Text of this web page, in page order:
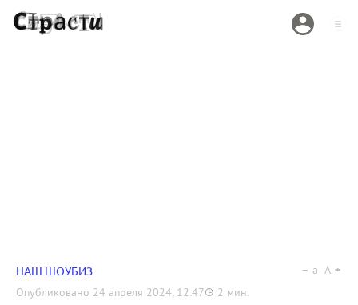
НАШ ШОУБИЗ
Опубликовано 24 апреля 2024, 12:47 2 мин.
a A